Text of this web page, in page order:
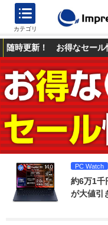
カテゴリ
随時更新！ お得なセール
PC Watch
約6万1千
が大値引